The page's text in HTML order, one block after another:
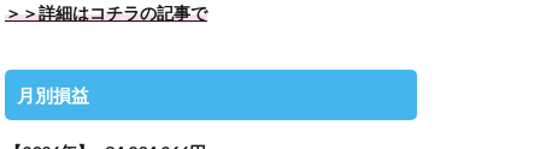
＞＞詳細はコチラの記事で
月別損益